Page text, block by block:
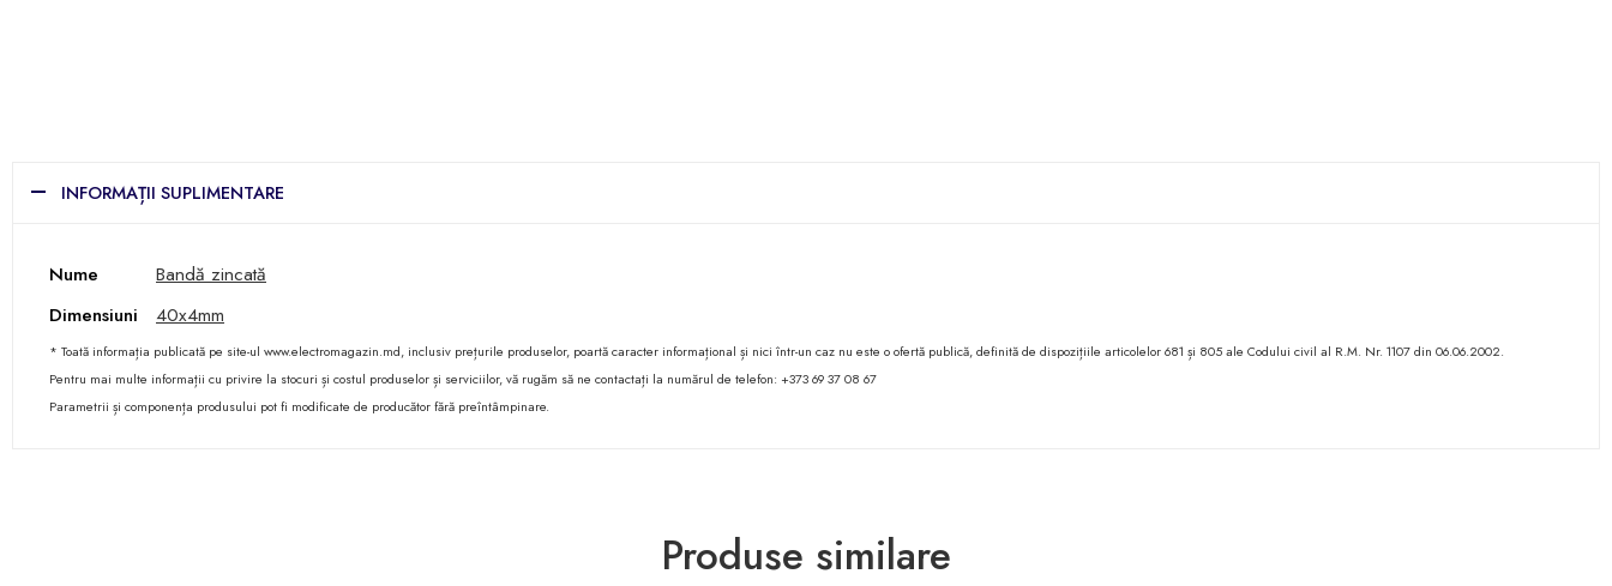
INFORMAȚII SUPLIMENTARE
Nume
Bandă zincată
Dimensiuni
40x4mm
* Toată informația publicată pe site-ul www.electromagazin.md, inclusiv prețurile produselor, poartă caracter informațional și nici într-un caz nu este o ofertă publică, definită de dispozițiile articolelor 681 și 805 ale Codului civil al R.M. Nr. 1107 din 06.06.2002.
Pentru mai multe informații cu privire la stocuri și costul produselor și serviciilor, vă rugăm să ne contactați la numărul de telefon: +373 69 37 08 67
Parametrii și componența produsului pot fi modificate de producător fără preîntâmpinare.
Produse similare